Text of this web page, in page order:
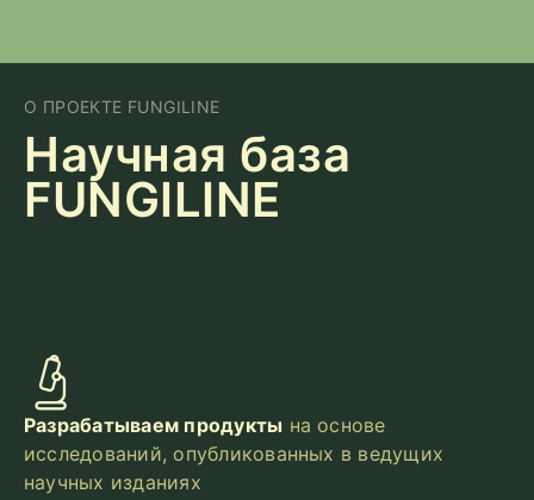
О ПРОЕКТЕ FUNGILINE
Научная база
FUNGILINE
Разрабатываем продукты на основе
исследований, опубликованных в ведущих
научных изданиях